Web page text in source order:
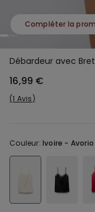
Compléter la
Débardeur avec
16,99 €
1 Avis
Couleur:Ivoire -